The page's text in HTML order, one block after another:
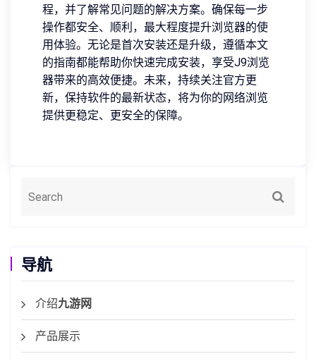
程，并了解常见问题的解决方案。确保每一步
操作都安全、顺利，最大程度提升浏览器的使
用体验。无论是首次安装还是升级，遵循本文
的指南都能帮助你快速完成安装，享受J9浏览
器带来的高效便捷。未来，持续关注官方更
新，保持软件的最新状态，将为你的网络浏览
提供更稳定、更安全的保障。
导航
介绍九游网
产品展示